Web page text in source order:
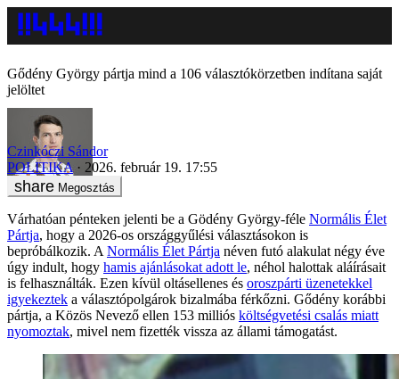
Gődény György pártja mind a 106 választókörzetben indítana saját
jelöltet
Czinkóczi Sándor
POLITIKA
2026. február 19. 17:55
Megosztás
Várhatóan pénteken jelenti be a Gödény György-féle Normális Élet
Pártja, hogy a 2026-os országgyűlési választásokon is
bepróbálkozik. A Normális Élet Pártja néven futó alakulat négy éve
úgy indult, hogy hamis ajánlásokat adott le, néhol halottak aláírásait
is felhasználták. Ezen kívül oltásellenes és oroszpárti üzenetekkel
igyekeztek a választópolgárok bizalmába férkőzni. Gődény korábbi
pártja, a Közös Nevező ellen 153 milliós költségvetési csalás miatt
nyomoztak, mivel nem fizették vissza az állami támogatást.